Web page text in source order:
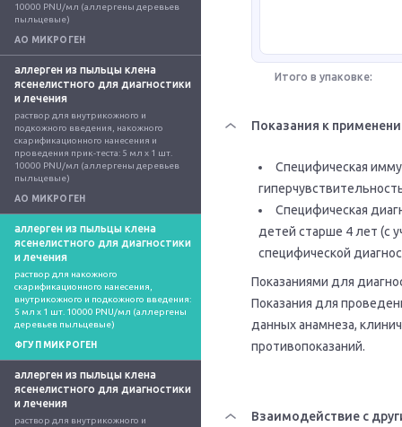
10000 PNU/мл (аллергены деревьев
пыльцевые)
АО МИКРОГЕН
аллерген из пыльцы клена
ясенелистного для диагностики
и лечения
раствор для внутрикожного и
подкожного введения, накожного
скарификационного нанесения и
проведения прик-теста: 5 мл x 1 шт.
10000 PNU/мл (аллергены деревьев
пыльцевые)
АО МИКРОГЕН
аллерген из пыльцы клена
ясенелистного для диагностики
и лечения
раствор для накожного
скарификационного нанесения,
внутрикожного и подкожного введения:
5 мл x 1 шт. 10000 PNU/мл (аллергены
деревьев пыльцевые)
ФГУП МИКРОГЕН
аллерген из пыльцы клена
ясенелистного для диагностики
и лечения
раствор для внутрикожного и
Итого в упаковке:
Показания к
Специфическая
Специфическая
детей старше 4 лет (с
специфической
Показаниями для
Показания для
данных анамнеза,
противопоказаний.
Взаимодействие с